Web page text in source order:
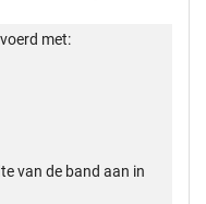
met:
van de band aan in